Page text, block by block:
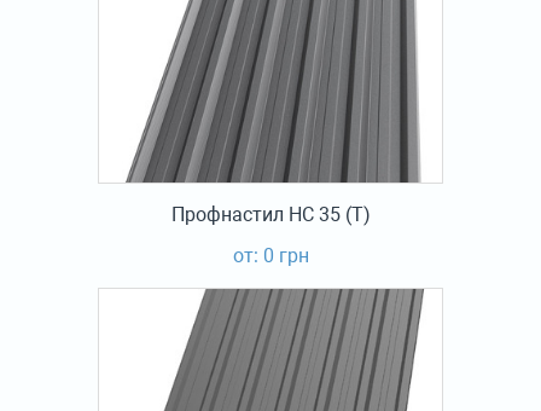
Профнастил НС 35 (Т)
от: 0 грн